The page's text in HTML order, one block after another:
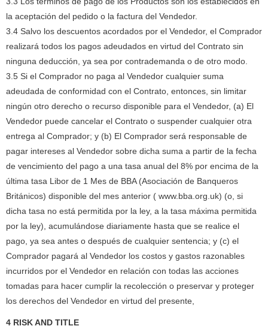
la aceptación del pedido o la factura del Vendedor.
3.4 Salvo los descuentos acordados por el Vendedor, el Comprador
realizará todos los pagos adeudados en virtud del Contrato sin
ninguna deducción, ya sea por contrademanda o de otro modo.
3.5 Si el Comprador no paga al Vendedor cualquier suma
adeudada de conformidad con el Contrato, entonces, sin limitar
ningún otro derecho o recurso disponible para el Vendedor, (a) El
Vendedor puede cancelar el Contrato o suspender cualquier otra
entrega al Comprador; y (b) El Comprador será responsable de
pagar intereses al Vendedor sobre dicha suma a partir de la fecha
de vencimiento del pago a una tasa anual del 8% por encima de la
última tasa Libor de 1 Mes de BBA (Asociación de Banqueros
Británicos) disponible del mes anterior ( www.bba.org.uk) (o, si
dicha tasa no está permitida por la ley, a la tasa máxima permitida
por la ley), acumulándose diariamente hasta que se realice el
pago, ya sea antes o después de cualquier sentencia; y (c) el
Comprador pagará al Vendedor los costos y gastos razonables
incurridos por el Vendedor en relación con todas las acciones
tomadas para hacer cumplir la recolección o preservar y proteger
los derechos del Vendedor en virtud del presente,
4 RISK AND TITLE